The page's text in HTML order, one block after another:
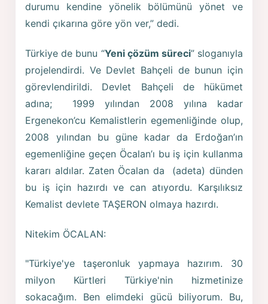
durumu kendine yönelik bölümünü yönet ve
kendi çıkarına göre yön ver,” dedi.
Türkiye de bunu “Yeni çözüm süreci” sloganıyla
projelendirdi. Ve Devlet Bahçeli de bunun için
görevlendirildi. Devlet Bahçeli de hükümet
adına; 1999 yılından 2008 yılına kadar
Ergenekon’cu Kemalistlerin egemenliğinde olup,
2008 yılından bu güne kadar da Erdoğan’ın
egemenliğine geçen Öcalan’ı bu iş için kullanma
kararı aldılar. Zaten Öcalan da (adeta) dünden
bu iş için hazırdı ve can atıyordu. Karşılıksız
Kemalist devlete TAŞERON olmaya hazırdı.
Nitekim ÖCALAN:
"Türkiye'ye taşeronluk yapmaya hazırım. 30
milyon Kürtleri Türkiye'nin hizmetinize
sokacağım. Ben elimdeki gücü biliyorum. Bu,